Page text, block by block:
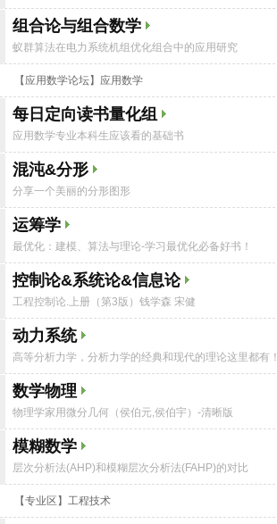
组合论与组合数学
蚁群算法在电力系统机组优化组合中的应用研究
【应用数学论坛】应用数学
每日定向读书量化组
应用数学专业本科生应该看的基础书
混沌&分形
分享一个美丽的分形图形
运筹学
最优化：建模、算法与理论-学习最优化必备好书！
控制论&系统论&信息论
工程控制论.上册（第3版）钱学森 宋健
动力系统
高等分析力学，分析力学的经典和现代的理论这里都有！
数学物理
物理学家用微分几何（侯伯元,侯伯宇）-清晰版
模糊数学
层次分析法(AHP)和模糊层次分析法(FAHP)的对比
【专业区】工程技术